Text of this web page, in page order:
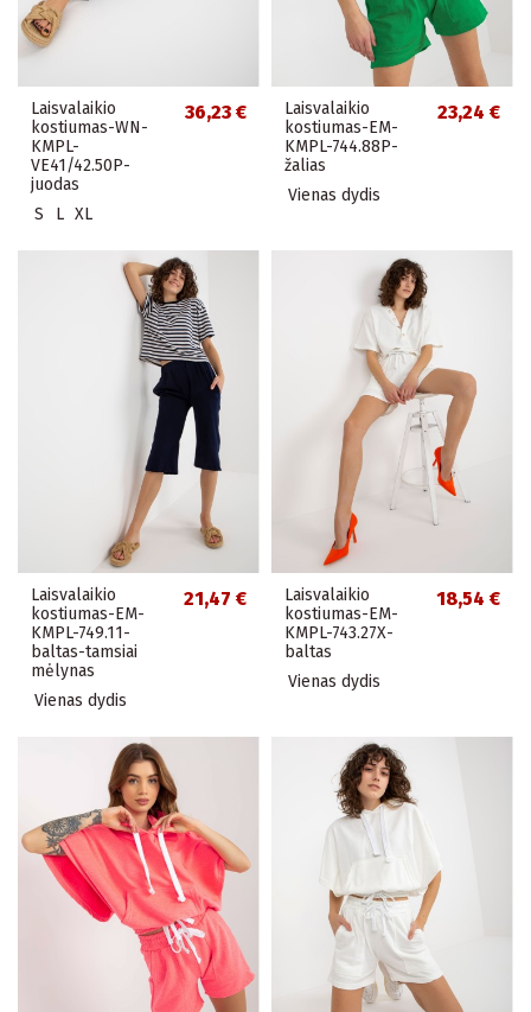
Laisvalaikio
kostiumas-WN-
KMPL-
VE41/42.50P-
juodas
36,23 €
S L XL
Laisvalaikio
kostiumas-EM-
KMPL-744.88P-
žalias
23,24 €
Vienas dydis
Laisvalaikio
kostiumas-EM-
KMPL-749.11-
baltas-tamsiai
mėlynas
21,47 €
Vienas dydis
Laisvalaikio
kostiumas-EM-
KMPL-743.27X-
baltas
18,54 €
Vienas dydis